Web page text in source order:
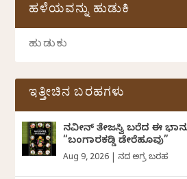
ಹಳೆಯವನ್ನು ಹುಡುಕಿ
ಇತ್ತೀಚಿನ ಬರಹಗಳು
ನವೀನ್‌ ತೇಜಸ್ವಿ ಬರೆದ ಈ
“ಬಂಗಾರಕಡ್ಡಿ ಡೇರೆಹೂವು”
Aug 9, 2026 ದಿನದ ಅಗ್ರ ಬರಹ